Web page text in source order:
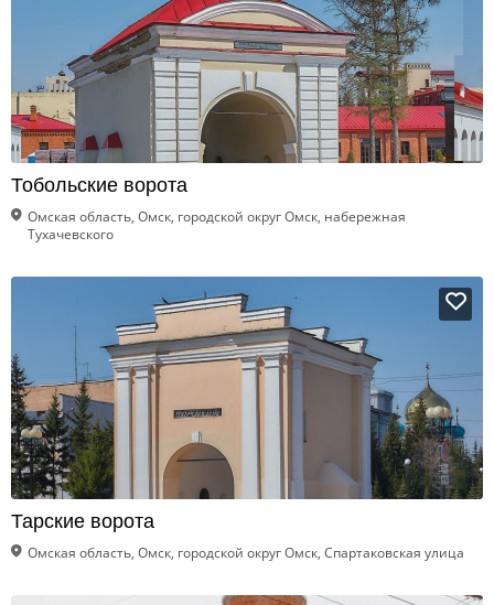
Тобольские ворота
Омская область, Омск, городской округ Омск, набережная
Тухачевского
Тарские ворота
Омская область, Омск, городской округ Омск, Спартаковская улица